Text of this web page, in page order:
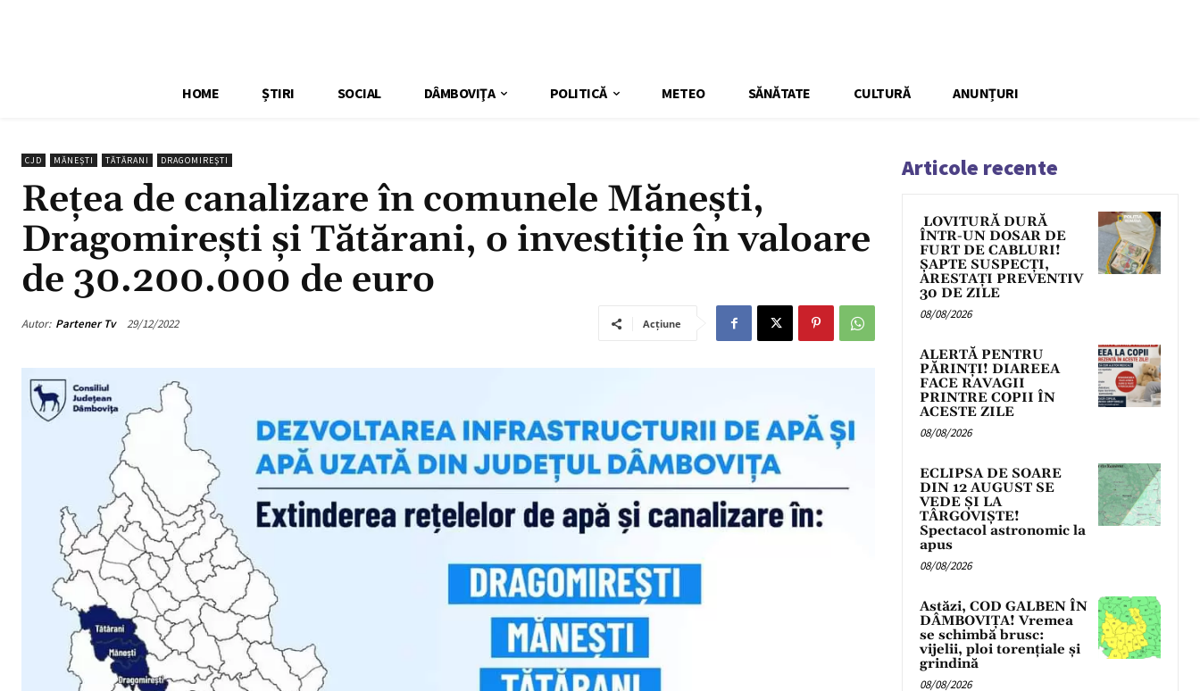
HOME ȘTIRI SOCIAL DÂMBOVIŢA POLITICĂ METEO SĂNĂTATE CULTURĂ ANUNȚURI
CJD MĂNEȘTI TĂTĂRANI DRAGOMIREŞTI
Rețea de canalizare în comunele Mănești,
Dragomirești și Tătărani, o investiție în valoare
de 30.200.000 de euro
Autor: Partener Tv 29/12/2022 Acțiune
Articole recente
LOVITURĂ DURĂ
ÎNTR-UN DOSAR DE
FURT DE CABLURI!
ȘAPTE SUSPECȚI,
ARESTAȚI PREVENTIV
30 DE ZILE
08/08/2026
ALERTĂ PENTRU
PĂRINȚI! DIAREEA
FACE RAVAGII
PRINTRE COPII ÎN
ACESTE ZILE
08/08/2026
ECLIPSA DE SOARE
DIN 12 AUGUST SE
VEDE ȘI LA
TÂRGOVIȘTE!
Spectacol astronomic la
apus
08/08/2026
Astăzi, COD GALBEN ÎN
DÂMBOVIȚA! Vremea
se schimbă brusc:
vijelii, ploi torențiale și
grindină
08/08/2026